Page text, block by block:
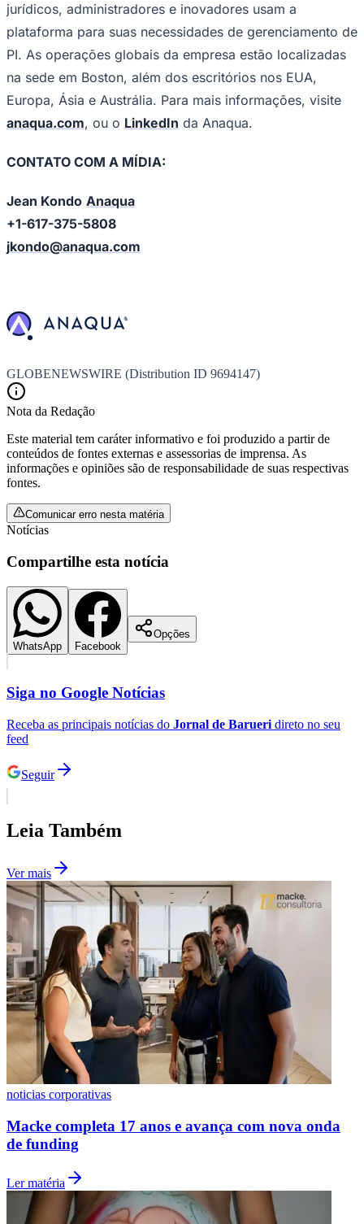
Flamengo
Fluminense
Vasco
jurídicos, administradores e inovadores usam a
plataforma para suas necessidades de gerenciamento de
PI. As operações globais da empresa estão localizadas
na sede em Boston, além dos escritórios nos EUA,
Europa, Ásia e Austrália. Para mais informações, visite
anaqua.com, ou o LinkedIn da Anaqua.
CONTATO COM A MÍDIA:
Jean Kondo Anaqua
+1-617-375-5808
jkondo@anaqua.com
GLOBENEWSWIRE (Distribution ID 9694147)
Nota da Redação
Este material tem caráter informativo e foi produzido a partir de
conteúdos de fontes externas e assessorias de imprensa. As
informações e opiniões são de responsabilidade de suas respectivas
fontes.
Comunicar erro nesta matéria
Notícias
Compartilhe esta notícia
WhatsApp Facebook
Opções
Siga no Google Notícias
Receba as principais notícias do Jornal de Barueri direto no seu
feed
Seguir
Leia Também
Ver mais
noticias corporativas
Macke completa 17 anos e avança com nova onda
de funding
Ler matéria